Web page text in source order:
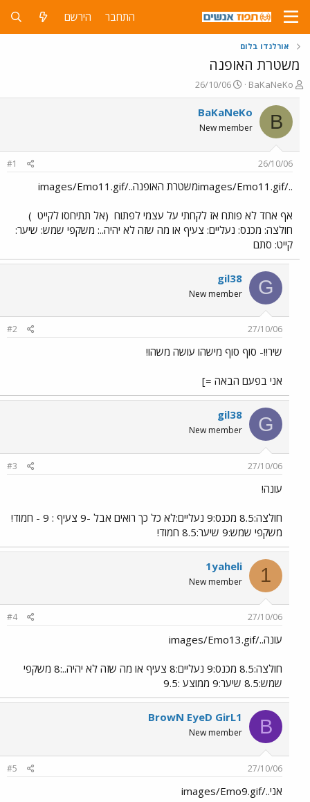
התחבר הירשם
אורלנדו בלום
משטרת האופנה
פ
ו
ת
ח
ה
ו
ש
BaKaNeKo
פ
ו
ר
ם
ר
26/10/06
B
BaKaNeKo
New member
26/10/06
#1
../images/Emo11.gifמשטרת האופנה../images/Emo11.gif
אף אחד לא פותח אז לקחתי על עצמי לפתוח (אל תתיחסו לקייט )
חולצה: מכנס: נעליים: צעיף או מה שזה לא יהיה..: משקפי שמש: שיער:
קייט: סתם
G
gil38
New member
27/10/06
#2
שיר!!- סוף סוף מישהו עושה משהו!
אני בפעם הבאה =]
G
gil38
New member
27/10/06
#3
עונה!
חולצה:8.5 מכנס:9 נעליים:לא כל כך רואים אבל -9 צעיף : 9 - חמוד!
משקפי שמש:9 שיער:8.5 חמוד!
1
1yaheli
New member
27/10/06
#4
עונה../images/Emo13.gif
חולצה:8.5 מכנס:9 נעליים:8 צעיף או מה שזה לא יהיה..:8 משקפי
שמש:8.5 שיער:9 ממוצע :9.5
B
BrowN EyeD GirL1
New member
27/10/06
#5
אני../images/Emo9.gif